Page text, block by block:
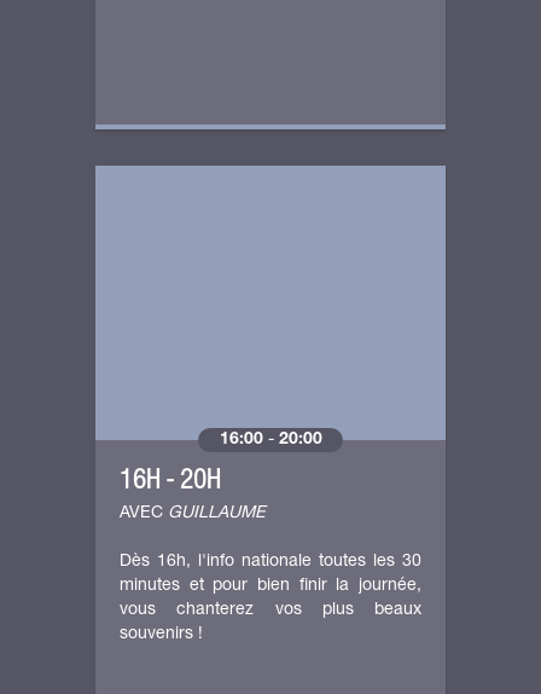
16:00- 20:00
16H - 20H
AVEC GUILLAUME
Dès 16h, l'info nationale toutes les 30
minutes et pour bien finir la journée,
vous chanterez vos plus beaux
souvenirs !